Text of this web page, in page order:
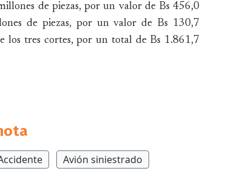
de piezas, por un valor de Bs 456,0
de piezas, por un valor de Bs 130,7
los tres cortes, por un total de Bs 1.861,7
Avión siniestrado